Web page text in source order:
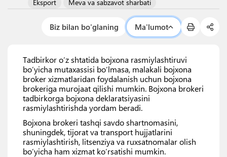
Eksport Meva va sabzavot sharbati
Biz bilan bo'glaning Ma'lumot
Tadbirkor o’z shtatida bojxona rasmiylashtiruvi
bo’yicha mutaxassisi bo’lmasa, malakali bojxona
broker xizmatlaridan foydalanish uchun bojxona
brokeriga murojaat qilishi mumkin. Bojxona brokeri
tadbirkorga bojxona deklaratsiyasini
rasmiylashtirishda yordam beradi.
Bojxona brokeri tashqi savdo shartnomasini,
shuningdek, tijorat va transport hujjatlarini
rasmiylashtirish, litsenziya va ruxsatnomalar olish
bo’yicha ham xizmat ko’rsatishi mumkin.